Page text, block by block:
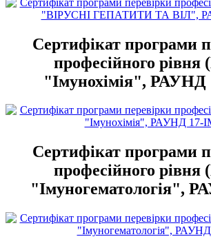
Сертифікат програми
професійного
"Імунохімія",
Сертифікат програми
професійного
"Імуногематологія",